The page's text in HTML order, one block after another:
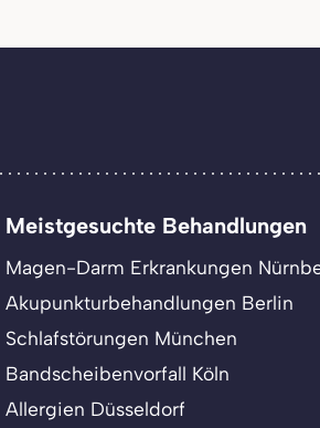
Meistgesuchte Behandlungen
Magen-Darm Erkrankungen
Akupunkturbehandlungen Berlin
Schlafstörungen München
Bandscheibenvorfall Köln
Allergien Düsseldorf